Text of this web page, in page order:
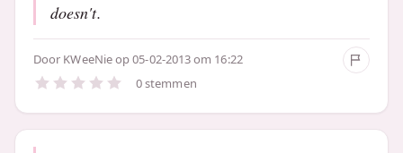
doesn't.
Door KWeeNieop 05-02-2013 om 16:22
0 stemmen